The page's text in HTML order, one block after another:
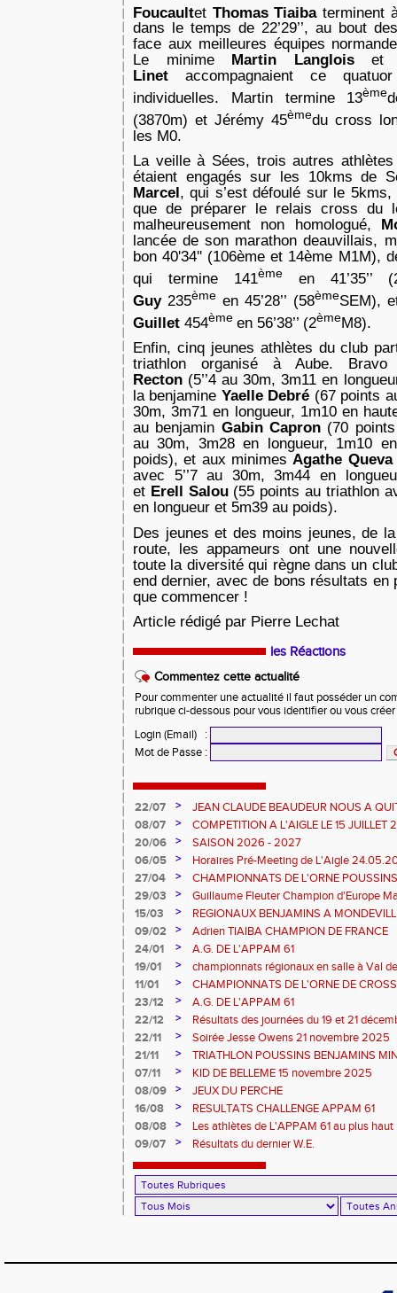
Foucaultet Thomas Tiaibaterminent
dans le temps de 22’29’’, au bout
face aux meilleures équipes
Le minime
Martin Langloiset
Linet accompagnaient ce
individuelles. Martin termine 13ème
(3870m) et Jérémy 45èmedu cross
les M0.
La veille à Sées, trois autres
étaient engagés sur les 10kms de
Marcel , qui s’est défoulé sur le
que de préparer le relais cross du
malheureusement non homologué,
lancée de son marathon deauvillais,
bon 40'34'' (106ème et 14ème M1M),
qui
termine 141ème en 41’35’’
Guy 235ème en 45’28’’ (58èmeSEM),
Guillet 454ème en 56’38’’ (2èmeM8).
Enfin, cinq jeunes athlètes du club
triathlon organisé à Aube.
Recton (5’’4 au 30m, 3m11 en
la benjamine Yaelle Debré (67 points
30m, 3m71 en longueur, 1m10 en
au benjamin Gabin Capron (70
au 30m, 3m28 en longueur, 1m10
poids), et aux minimesAgathe
avec 5’’7 au 30m, 3m44 en
et Erell Salou (55 points au triathlon
en longueur et 5m39 au poids).
Des jeunes et des moins jeunes, de
route, les appameurs ont une
toute la diversité qui règne dans un
end dernier, avec de bons résultats en
que commencer !
Article rédigé par Pierre Lechat
les Réactions
Commentez cette actualité
Pour commenter une actualité il faut posséder un
rubrique ci-dessous pour vous identifier ou vous
Login (Email)
:
Mot de Passe :
22/07 >
JEAN CLAUDE BEAUDEUR NOUS A
08/07
>
COMPETITION A L'AIGLE LE 15 JUILLET
DES EPREUVES REPORTE A 20 H 45
20/06 >
SAISON 2026 - 2027
06/05
>
Horaires Pré-Meeting de L'Aigle
27/04
>
CHAMPIONNATS DE L'ORNE
L'AIGLE
29/03 >
Guillaume Fleuter Champion d'Europe
15/03
>
REGIONAUX BENJAMINS A
09/02
>
Adrien TIAIBA CHAMPION DE FRANCE
24/01
>
A.G. DE L'APPAM 61
19/01
>
championnats régionaux en salle à Val
11/01
>
CHAMPIONNATS DE L'ORNE DE
2026 et REGIONAUX D'EPREUVES
23/12 >
A.G. DE L'APPAM 61
22/12
>
Résultats des journées du 19 et 21
22/11
>
Soirée Jesse Owens 21 novembre 2025
21/11
>
TRIATHLON POUSSINS BENJAMINS
07/11
>
KID DE BELLEME 15 novembre 2025
08/09
>
JEUX DU PERCHE
16/08
>
RESULTATS CHALLENGE APPAM 61
08/08
>
Les athlètes de L'APPAM 61 au plus
09/07
> Résultats du dernier W.E.